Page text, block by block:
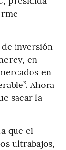
inversión
en
en
Ahora
sacar la
que el
ultrabajos,